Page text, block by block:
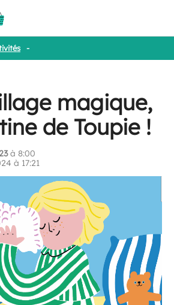
-
magique,
de Toupie !
à 8:00
à 17:21